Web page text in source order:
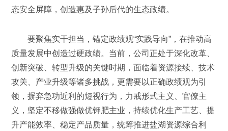
态安全屏障，创造惠及子孙后代的生态政绩。
要聚焦实干担当，锚定政绩观“实践导向”，在推动高
质量发展中创造过硬政绩。当前，公司正处于深化改革、
创新突破、转型升级的关键时期，面临着资源接续、技术
攻关、产业升级等诸多挑战，更需要以正确政绩观为引
领，摒弃急功近利的短视行为，力戒形式主义、官僚主
义，坚定不移做强做优钾肥主业，持续优化生产工艺、提
升产能效率、稳定产品质量，统筹推进盐湖资源综合利